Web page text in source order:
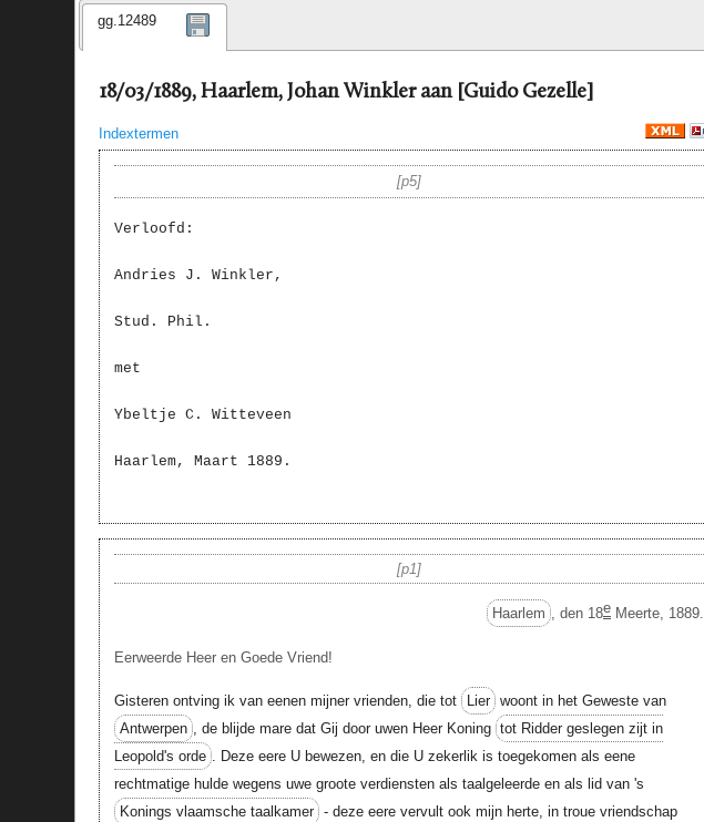
gg.12489
18/03/1889, Haarlem, Johan Winkler aan [Guido Gezelle]
Indextermen
p5
Verloofd:
Andries J. Winkler,
Stud. Phil.
met
Ybeltje C. Witteveen
Haarlem, Maart 1889.
p1
Haarlem , den 18eMeerte, 1889.
Eerweerde Heer en Goede Vriend!
Gisteren ontving ik van eenen mijner vrienden, die tot Lier woont in het Geweste van
Antwerpen , de blijde mare dat Gij door uwen Heer Koning tot Ridder geslegen zijt in
Leopold's orde . Deze eere U bewezen, en die U zekerlik is toegekomen als eene
rechtmatige hulde wegens uwe groote verdiensten als taalgeleerde en als lid van 's
Konings vlaamsche taalkamer - deze eere vervult ook mijn herte, in troue vriendschap